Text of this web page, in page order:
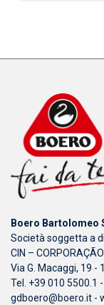
Boero Bartolomeo
Società soggetta a
CIN –
Via G. Macaggi, 19 -
Tel. +39 010 5500.1
gdboero@boero.it -